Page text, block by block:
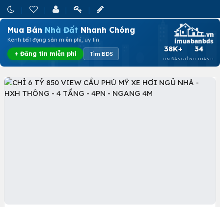
Mua Bán Nhà Đất Nhanh Chóng
Kênh bất động sản miễn phí, uy tín
+ Đăng tin miễn phí Tìm BĐS
38K+
TIN ĐĂNG
34
TỈNH THÀNH